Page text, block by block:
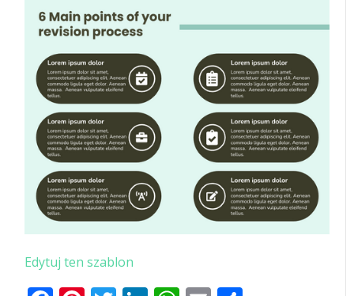
Edytuj ten szablon